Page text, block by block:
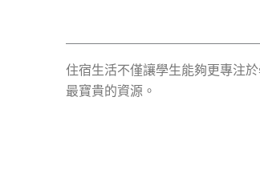
住宿生活不僅讓學生能夠更專注
最寶貴的資源。